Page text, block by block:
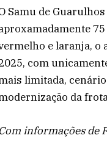
Samu de
e laranja, o
com
limitada,
da
Com informações de